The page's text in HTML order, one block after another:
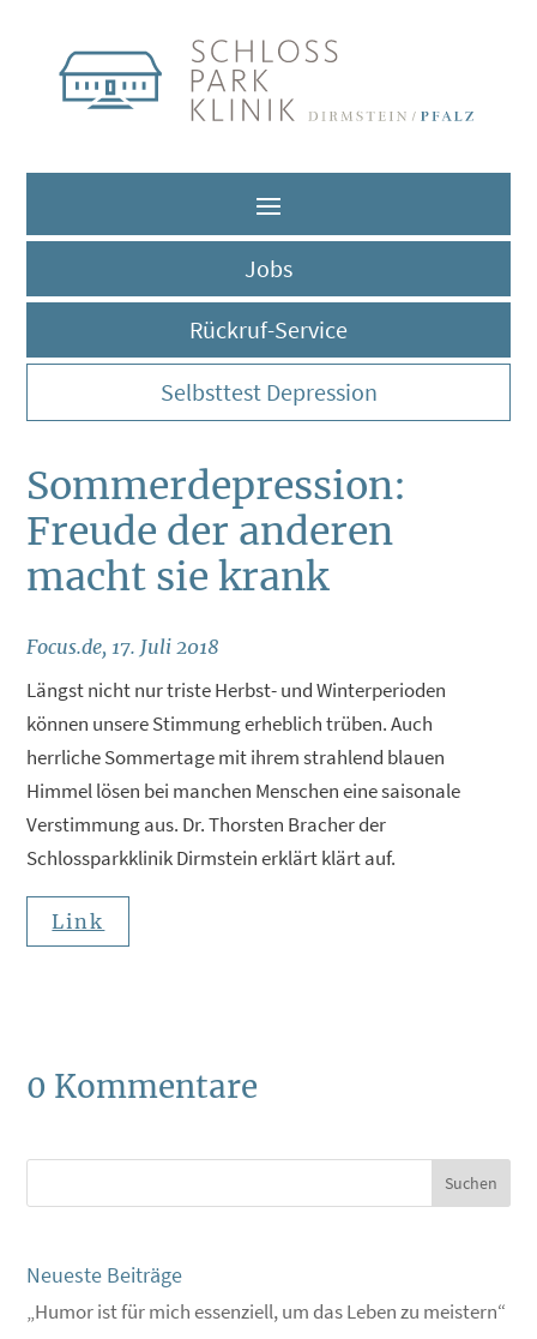
Jobs
Rückruf-Service
Selbsttest Depression
Sommerdepression:
Freude der anderen
macht sie krank
Focus.de, 17. Juli 2018
Längst nicht nur triste Herbst- und Winterperioden
können unsere Stimmung erheblich trüben. Auch
herrliche Sommertage mit ihrem strahlend blauen
Himmel lösen bei manchen Menschen eine saisonale
Verstimmung aus. Dr. Thorsten Bracher der
Schlossparkklinik Dirmstein erklärt klärt auf.
Link
0 Kommentare
Neueste Beiträge
„Humor ist für mich essenziell, um das Leben zu meistern“